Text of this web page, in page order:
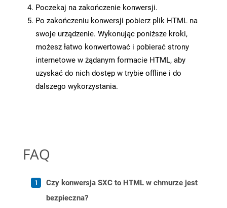
Poczekaj na zakończenie konwersji.
Po zakończeniu konwersji pobierz plik HTML na
swoje urządzenie. Wykonując poniższe kroki,
możesz łatwo konwertować i pobierać strony
internetowe w żądanym formacie HTML, aby
uzyskać do nich dostęp w trybie offline i do
dalszego wykorzystania.
FAQ
Czy konwersja SXC to HTML w chmurze jest
bezpieczna?